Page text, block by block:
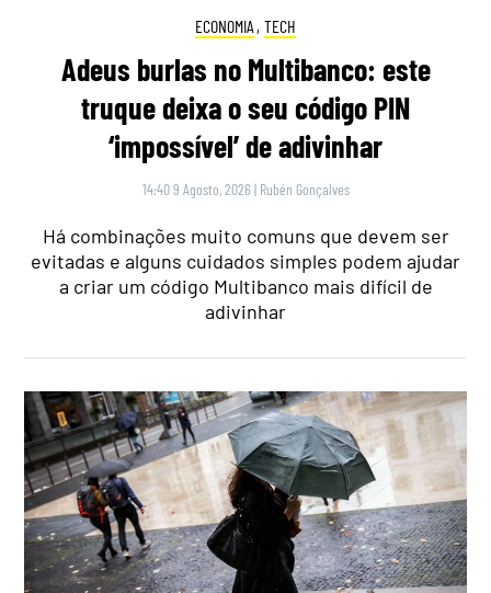
ECONOMIA , TECH
Adeus burlas no Multibanco: este
truque deixa o seu código PIN
‘impossível’ de adivinhar
14:40 9 Agosto, 2026 | Rubén Gonçalves
Há combinações muito comuns que devem ser
evitadas e alguns cuidados simples podem ajudar
a criar um código Multibanco mais difícil de
adivinhar